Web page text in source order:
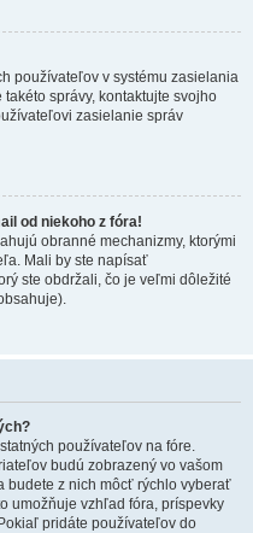
používateľov v systému zasielania
správy, kontaktujte svojho
zasielanie správ
od niekoho z fóra!
obranné mechanizmy, ktorými
Mali by ste napísať
ste obdržali, čo je veľmi dôležité
používateľov na fóre.
budú zobrazený vo vašom
budete z nich môcť rýchlo vyberať
umožňuje vzhľad fóra, príspevky
pridáte používateľov do